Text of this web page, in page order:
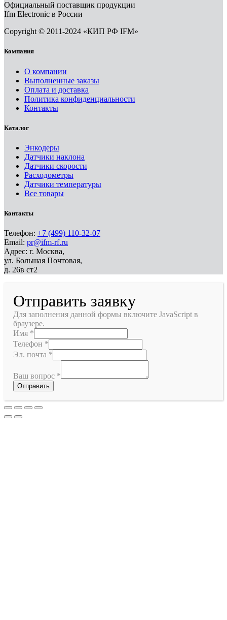
Официальный поставщик продукции
Ifm Electronic в России
Copyright © 2011-2024 «КИП РФ IFM»
Компания
О компании
Выполненные заказы
Оплата и доставка
Политика конфиденциальности
Контакты
Каталог
Энкодеры
Датчики наклона
Датчики скорости
Расходометры
Датчики температуры
Все товары
Контакты
Телефон: +7 (499) 110-32-07
Email: pr@ifm-rf.ru
Адрес: г. Москва,
ул. Большая Почтовая,
д. 26в ст2
Отправить заявку
Для заполнения данной формы включите JavaScript в
браузере.
Имя *
Телефон *
Эл. почта *
Ваш вопрос *
Отправить